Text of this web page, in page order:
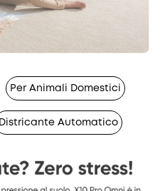
Per Animali Domestici
Districante Automatico